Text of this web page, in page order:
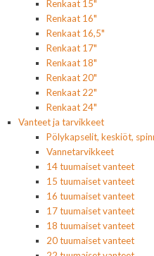
Renkaat 15"
Renkaat 16"
Renkaat 16,5"
Renkaat 17"
Renkaat 18"
Renkaat 20"
Renkaat 22"
Renkaat 24"
Vanteet ja tarvikkeet
Pölykapselit, keskiöt,
Vannetarvikkeet
14 tuumaiset vanteet
15 tuumaiset vanteet
16 tuumaiset vanteet
17 tuumaiset vanteet
18 tuumaiset vanteet
20 tuumaiset vanteet